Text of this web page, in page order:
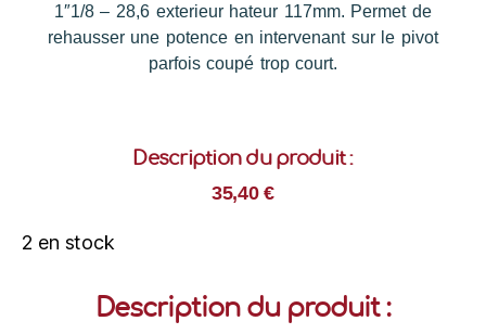
1″1/8 – 28,6 exterieur hateur 117mm. Permet de
rehausser une potence en intervenant sur le pivot
parfois coupé trop court.
Description du produit :
35,40€
2 en stock
Description du produit :